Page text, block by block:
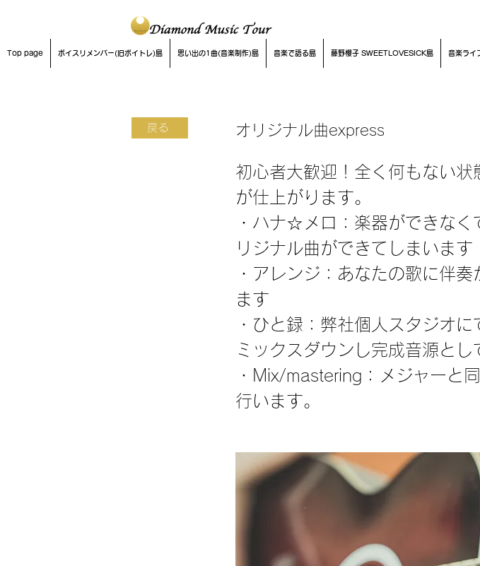
Top page ボイスリメンバー(旧ボイトレ)島 思い出の1曲(音楽制作)島 音楽で語る島 藤野櫻子 SWEETLOVESICK島 音楽ライ
戻る オリジナル曲express
初心者大歓迎！全く何もない
が仕上がります。
・ハナ☆メロ：楽器ができな
リジナル曲ができてしまいます
・アレンジ：あなたの歌に伴
ます
・ひと録：弊社個人スタジオ
ミックスダウンし完成音源とし
・Mix/mastering：メジャーと
行います。